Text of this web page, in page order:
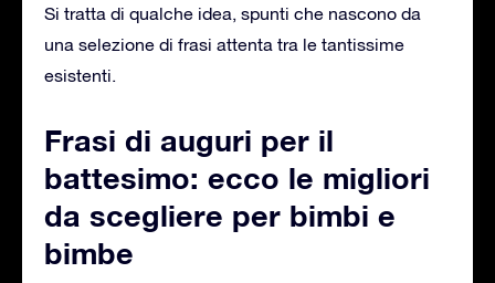
Si tratta di qualche idea, spunti che nascono da
una selezione di frasi attenta tra le tantissime
esistenti.
Frasi di auguri per il
battesimo: ecco le migliori
da scegliere per bimbi e
bimbe